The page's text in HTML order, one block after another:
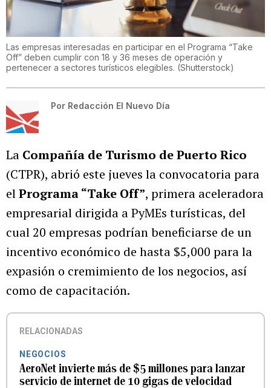
Las empresas interesadas en participar en el Programa “Take
Off” deben cumplir con 18 y 36 meses de operación y
pertenecer a sectores turísticos elegibles. (Shutterstock)
Por Redacción El Nuevo Día
La Compañía de Turismo de Puerto Rico
(CTPR), abrió este jueves la convocatoria para
elPrograma “Take Off”, primera aceleradora
empresarial dirigida a PyMEs turísticas, del
cual 20 empresas podrían beneficiarse de un
incentivo económico de hasta $5,000 para la
expasión o cremimiento de los negocios, así
como de capacitación.
RELACIONADAS
NEGOCIOS
AeroNet invierte más de $5 millones para lanzar
servicio de internet de 10 gigas de velocidad